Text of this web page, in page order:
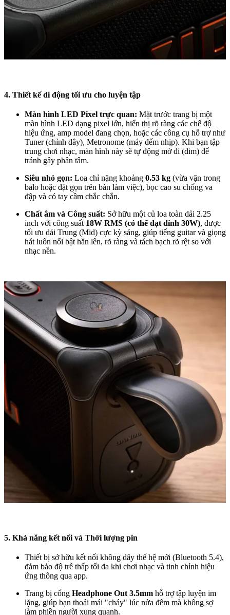
4. Thiết kế di động tối ưu cho luyện tập
Màn hình LED Pixel trực quan: Mặt trước trang bị một
màn hình LED dạng pixel lớn, hiển thị rõ ràng các chế độ
hiệu ứng, amp model đang chọn, hoặc các công cụ hỗ trợ như
Tuner (chỉnh dây), Metronome (máy đếm nhịp). Khi bạn tập
trung chơi nhạc, màn hình này sẽ tự động mờ đi (dim) để
tránh gây phân tâm.
Siêu nhỏ gọn: Loa chỉ nặng khoảng 0.53 kg (vừa vặn trong
balo hoặc đặt gọn trên bàn làm việc), bọc cao su chống va
đập và có tay cầm chắc chắn.
Chất âm và Công suất: Sở hữu một củ loa toàn dải 2.25
inch với công suất 18W RMS (có thể đạt đỉnh 30W), được
tối ưu dải Trung (Mid) cực kỳ sáng, giúp tiếng guitar và giọng
hát luôn nổi bật hẳn lên, rõ ràng và tách bạch rõ rệt so với
nhạc nền.
5. Khả năng kết nối và Thời lượng pin
Thiết bị sở hữu kết nối không dây thế hệ mới (Bluetooth 5.4),
đảm bảo độ trễ thấp tối đa khi chơi nhạc và tinh chỉnh hiệu
ứng thông qua app.
Trang bị cổng Headphone Out 3.5mm hỗ trợ tập luyện im
lặng, giúp bạn thoải mái "cháy" lúc nửa đêm mà không sợ
làm phiền người xung quanh.